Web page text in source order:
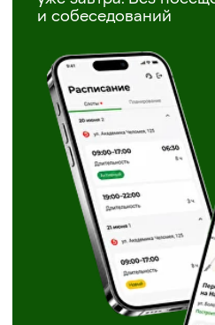
Скачать X5 Jobs
Районы на выбор
Самостоятельное планирование смен